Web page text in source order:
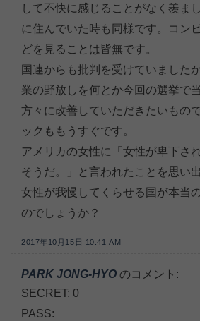
して不快に感じることがなく羨ま
に住んでいた時も同様です。コン
どを見ることは皆無です。
国連からも批判を受けていました
業の野放しを何とか今回の選挙で
方々に改善していただきたいもの
ックももうすぐです。
アメリカの女性に「女性が卑下さ
そうだ。」と言われたことを思い
女性が我慢してくらせる国が本当
のでしょうか？
2017年10月15日 10:41 AM
PARK JONG-HYO のコメント:
SECRET: 0
PASS: